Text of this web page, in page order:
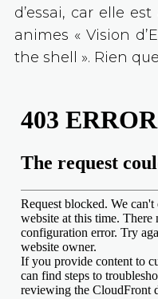
d’essai, car elle
animes « Vision
the shell ». Rien